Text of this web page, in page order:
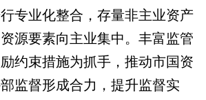
专业化整合，存量非主业资产
源要素向主业集中。丰富监管
约束措施为抓手，推动市国资
监督形成合力，提升监督实